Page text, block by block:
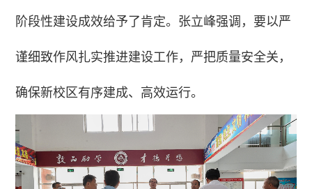
阶段性建设成效给予了肯定。张立峰强调，要以严
谨细致作风扎实推进建设工作，严把质量安全关，
确保新校区有序建成、高效运行。